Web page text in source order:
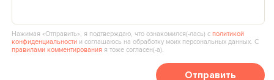
Нажимая «Отправить», я подтверждаю, что ознакомился(‑лась) сполитикой
конфиденциальности и соглашаюсь на обработку моих персональных данных. С
правилами комментирования я тоже согласен(‑а).
Отправить